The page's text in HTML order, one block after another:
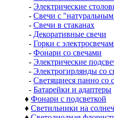
- Электрические
- Свечи с
- Свечи в стаканах
- Декоративные свечи
- Горки с
- Фонари со свечами
- Электрические
- Электрогирлянды со
- Светящиеся панно со
- Батарейки и адаптеры
♦ Фонари с подсветкой
♦ Светильники на